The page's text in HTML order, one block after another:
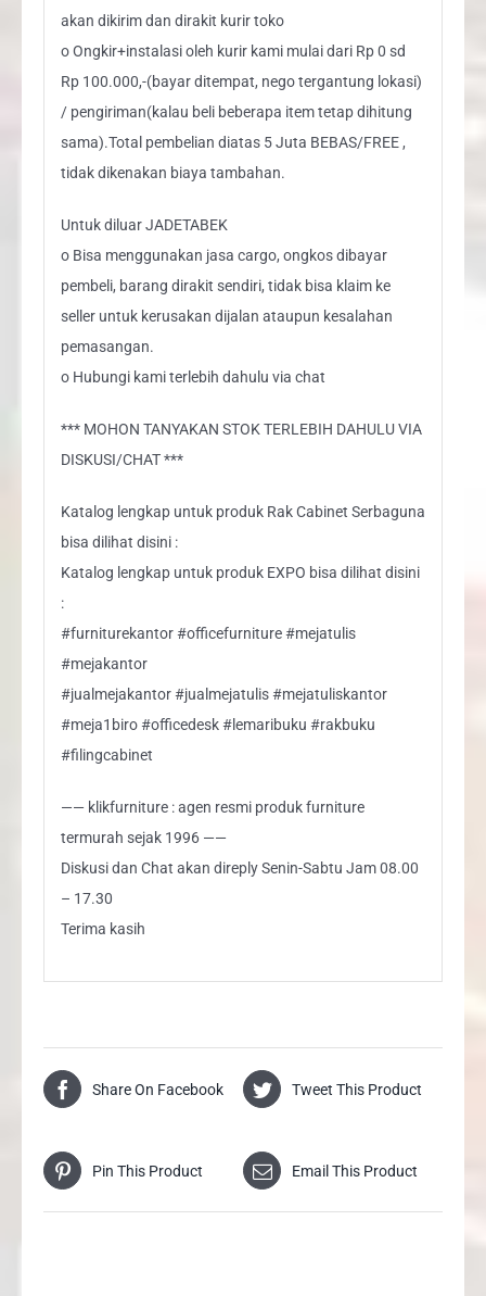
akan dikirim dan dirakit kurir toko
o Ongkir+instalasi oleh kurir kami mulai dari Rp 0 sd
Rp 100.000,-(bayar ditempat, nego tergantung lokasi)
/ pengiriman(kalau beli beberapa item tetap dihitung
sama).Total pembelian diatas 5 Juta BEBAS/FREE ,
tidak dikenakan biaya tambahan.
Untuk diluar JADETABEK
o Bisa menggunakan jasa cargo, ongkos dibayar
pembeli, barang dirakit sendiri, tidak bisa klaim ke
seller untuk kerusakan dijalan ataupun kesalahan
pemasangan.
o Hubungi kami terlebih dahulu via chat
*** MOHON TANYAKAN STOK TERLEBIH DAHULU VIA
DISKUSI/CHAT ***
Katalog lengkap untuk produk Rak Cabinet Serbaguna
bisa dilihat disini :
Katalog lengkap untuk produk EXPO bisa dilihat disini
:
#furniturekantor #officefurniture #mejatulis
#mejakantor
#jualmejakantor #jualmejatulis #mejatuliskantor
#meja1biro #officedesk #lemaribuku #rakbuku
#filingcabinet
—— klikfurniture : agen resmi produk furniture
termurah sejak 1996 ——
Diskusi dan Chat akan direply Senin-Sabtu Jam 08.00
– 17.30
Terima kasih
Share On Facebook Tweet This Product
Pin This Product Email This Product